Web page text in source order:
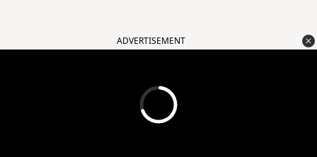
ADVERTISEMENT